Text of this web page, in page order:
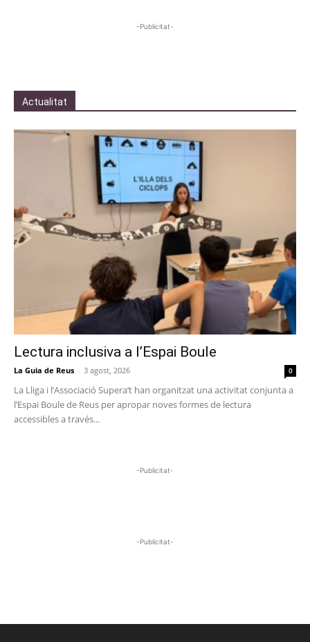
-Publicitat-
Actualitat
Lectura inclusiva a l’Espai Boule
La Guia de Reus - 3 agost, 2026 0
La Lliga i l’Associació Supera’t han organitzat una activitat conjunta a
l’Espai Boule de Reus per apropar noves formes de lectura
accessibles a través...
-Publicitat-
-Publicitat-